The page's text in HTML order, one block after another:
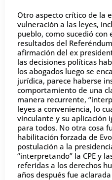
Otro aspecto crítico de la
vulneración a las leyes,
pueblo, como sucedió
resultados del
afirmación del ex
las decisiones políticas
los abogados luego se
jurídica, parece haberse
comportamiento de una
manera recurrente,
leyes a conveniencia, lo
vinculante y su aplicación
para todos. No otra cosa
habilitación forzada de
postulación a la
“interpretando” la CPE y
referidas a los derechos
años después fue